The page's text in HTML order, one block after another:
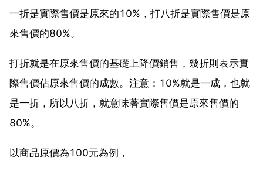
一折是實際售價是原來的10%，打八折是實際售價是原
來售價的80%。
打折就是在原來售價的基礎上降價銷售，幾折則表示實
際售價佔原來售價的成數。注意：10%就是一成，也就
是一折，所以八折，就意味著實際售價是原來售價的
80%。
以商品原價為100元為例，